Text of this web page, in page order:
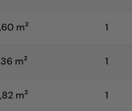
m2 1
m2 1
m2 1